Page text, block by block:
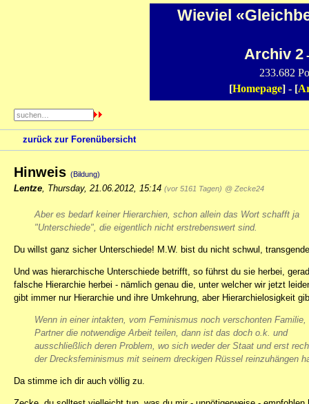
Wieviel
Archiv 2
233.682
[Homepage] - [
zurück zur Forenübersicht
Hinweis (Bildung)
Lentze Thursday, 21.06.2012, 15:14 (vor 5161 Tagen) @ Zecke24
Aber es bedarf keiner Hierarchien, schon allein das Wort schafft ja
"Unterschiede", die eigentlich nicht erstrebenswert sind.
Du willst ganz sicher Unterschiede! M.W. bist du nicht schwul,
Und was hierarchische Unterschiede betrifft, so führst du sie herbei,
falsche Hierarchie herbei - nämlich genau die, unter welcher wir jetzt
gibt immer nur Hierarchie und ihre Umkehrung, aber Hierarchielosigkeit
Wenn in einer intakten, vom Feminismus noch verschonten
Partner die notwendige Arbeit teilen, dann ist das doch o.k. und
ausschließlich deren Problem, wo sich weder der Staat und erst
der Drecksfeminismus mit seinem dreckigen Rüssel reinzuhängen
Da stimme ich dir auch völlig zu.